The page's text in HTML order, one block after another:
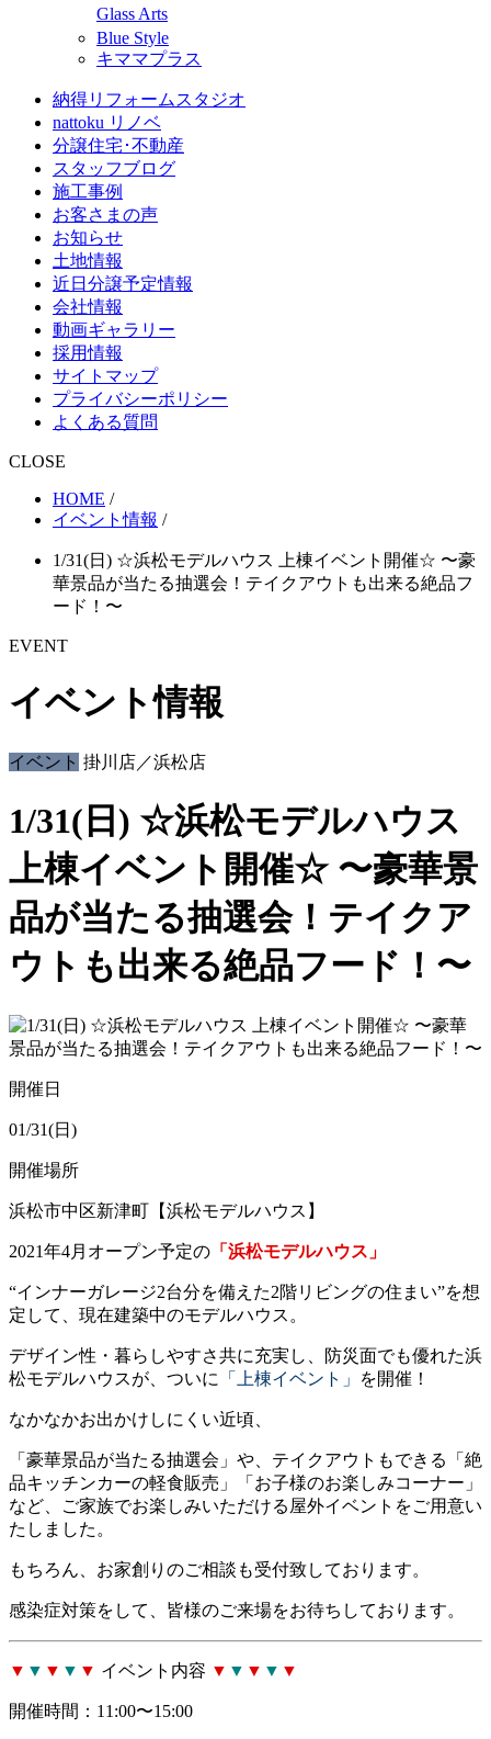
Glass Arts
Blue Style
キママプラス
納得リフォームスタジオ
nattoku リノベ
分譲住宅･不動産
スタッフブログ
施工事例
お客さまの声
お知らせ
土地情報
近日分譲予定情報
会社情報
動画ギャラリー
採用情報
サイトマップ
プライバシーポリシー
よくある質問
CLOSE
HOME /
イベント情報 /
1/31(日) ☆浜松モデルハウス 上棟イベント開催☆ 〜豪
華景品が当たる抽選会！テイクアウトも出来る絶品フ
ード！〜
EVENT
イベント情報
イベント 掛川店／浜松店
1/31(日) ☆浜松モデルハウス
上棟イベント開催☆ 〜豪華景
品が当たる抽選会！テイクア
ウトも出来る絶品フード！〜
開催日
01/31(日)
開催場所
浜松市中区新津町【浜松モデルハウス】
2021年4月オープン予定の 「浜松モデルハウス」
“インナーガレージ2台分を備えた2階リビングの住まい”を想
定して、現在建築中のモデルハウス。
デザイン性・暮らしやすさ共に充実し、防災面でも優れた浜
松モデルハウスが、 ついに 「上棟イベント」 を開催！
なかなかお出かけしにくい近頃、
「豪華景品が当たる抽選会」や、テイクアウトもできる「絶
品キッチンカーの軽食販売」「お子様のお楽しみコーナー」
など、ご家族でお楽しみいただける屋外イベントをご用意い
たしました。
もちろん、お家創りのご相談も受付致しております。
感染症対策をして、皆様のご来場をお待ちしております。
▼ ▼ ▼ ▼ ▼ イベント内容 ▼ ▼ ▼ ▼ ▼
開催時間：11:00〜15:00